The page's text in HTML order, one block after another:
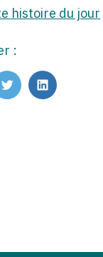
histoire du jour
:
TwitterLinkedIn